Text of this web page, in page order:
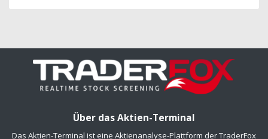
Über das Aktien-Terminal
Das Aktien-Terminal ist eine Aktienanalyse-Plattform der TraderFox